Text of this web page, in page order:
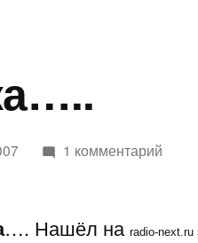
1 комментарийк
…. Нашёл наradio-next.ru